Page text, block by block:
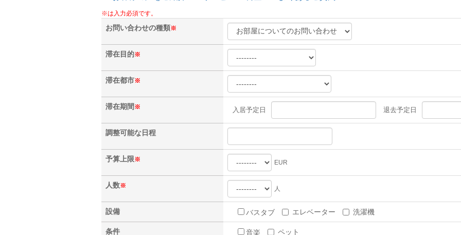
※は入力必須です。
お問い合わせの種類※
滞在目的※
滞在都市※
滞在期間 ※ 入居予定日 退去予定日
調整可能な日程
予算上限※ EUR
人数※ 人
設備 バスタブ エレベーター 洗濯機
条件 音楽 ペット